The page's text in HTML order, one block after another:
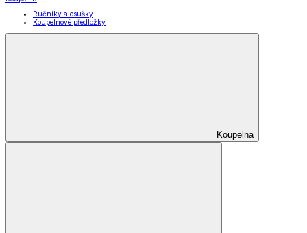
Ručníky a osušky
Koupelnové předložky
Koupelna